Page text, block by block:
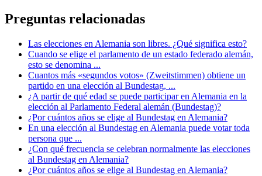
Preguntas relacionadas
Las elecciones en Alemania son libres. ¿Qué significa esto?
Cuando se elige el parlamento de un estado federado alemán,
esto se denomina ...
Cuantos más «segundos votos» (Zweitstimmen) obtiene un
partido en una elección al Bundestag, ...
¿A partir de qué edad se puede participar en Alemania en la
elección al Parlamento Federal alemán (Bundestag)?
¿Por cuántos años se elige al Bundestag en Alemania?
En una elección al Bundestag en Alemania puede votar toda
persona que ...
¿Con qué frecuencia se celebran normalmente las elecciones
al Bundestag en Alemania?
¿Por cuántos años se elige al Bundestag en Alemania?